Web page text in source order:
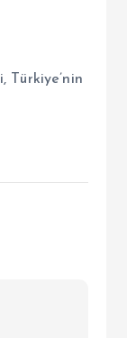
Türkiye’nin